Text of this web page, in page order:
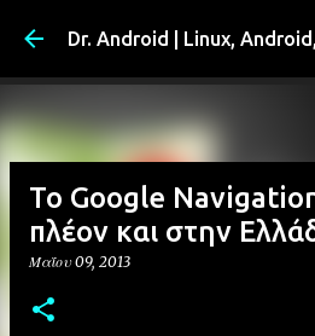
Μετάβαση στο κύριο
Dr. Android | Linux,
Το Google
πλέον και στην
Μαΐου 09, 2013